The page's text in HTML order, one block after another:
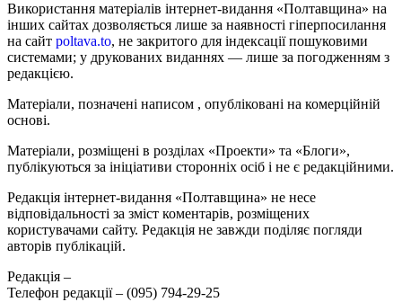
Використання матеріалів інтернет-видання «Полтавщина» на
інших сайтах дозволяється лише за наявності гіперпосилання
на сайт poltava.to, не закритого для індексації пошуковими
системами; у друкованих виданнях — лише за погодженням з
редакцією.
Матеріали, позначені написом , опубліковані на комерційній
основі.
Матеріали, розміщені в розділах «Проекти» та «Блоги»,
публікуються за ініціативи сторонніх осіб і не є редакційними.
Редакція інтернет-видання «Полтавщина» не несе
відповідальності за зміст коментарів, розміщених
користувачами сайту. Редакція не завжди поділяє погляди
авторів публікацій.
Редакція –
Телефон редакції – (095) 794-29-25